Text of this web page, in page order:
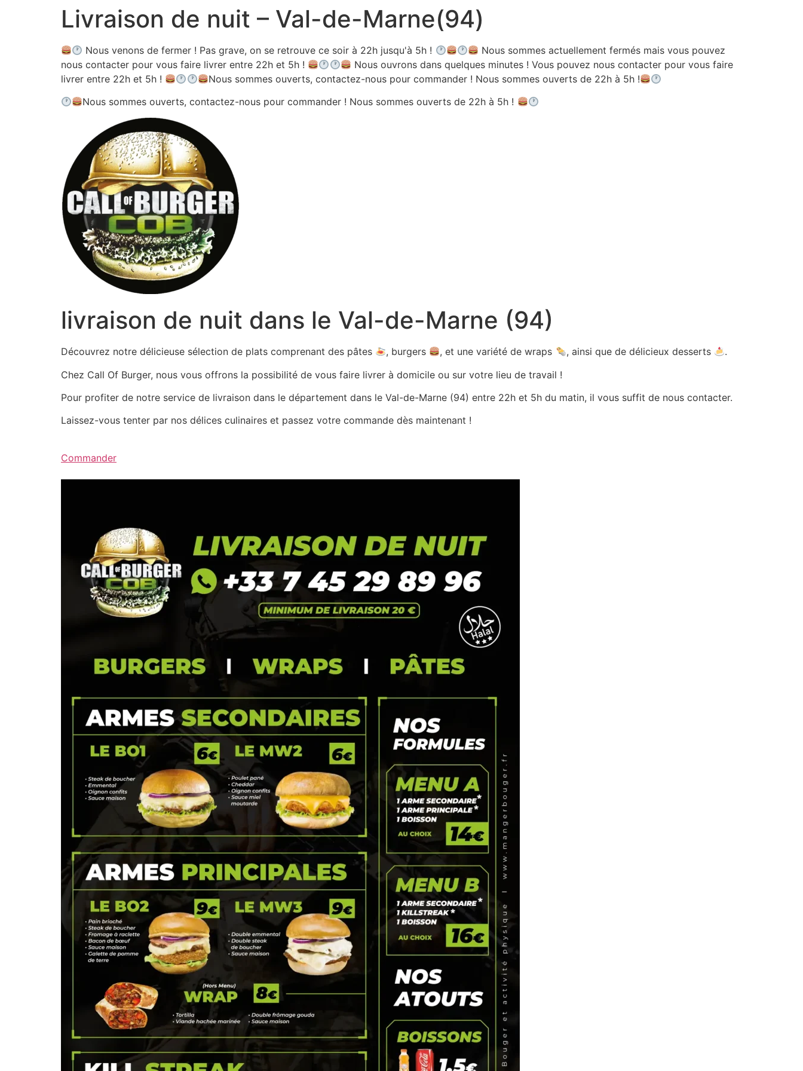
Livraison de nuit – Val-de-Marne(94)
Nous venons de fermer ! Pas grave, on se retrouve ce soir à 22h jusqu'à 5h !
Nous sommes actuellement fermés mais vous pouvez
nous contacter pour vous faire livrer entre 22h et 5h !
Nous ouvrons dans quelques minutes ! Vous pouvez nous contacter pour vous faire
livrer entre 22h et 5h !
Nous sommes ouverts, contactez-nous pour commander ! Nous sommes ouverts de 22h à 5h !
Nous sommes ouverts, contactez-nous pour commander ! Nous sommes ouverts de 22h à 5h !
livraison de nuit dans le Val-de-Marne (94)
Découvrez notre délicieuse sélection de plats comprenant des pâtes , burgers , et une variété de wraps , ainsi que de délicieux desserts
.
Chez Call Of Burger, nous vous offrons la possibilité de vous faire livrer à domicile ou sur votre lieu de travail !
Pour profiter de notre service de livraison dans le département dans le Val-de-Marne (94) entre 22h et 5h du matin, il vous suffit de nous contacter.
Laissez-vous tenter par nos délices culinaires et passez votre commande dès maintenant !
Commander